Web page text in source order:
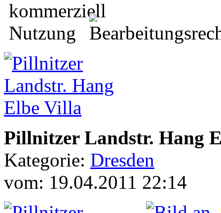
Pillnitzer Landstr. Hang
Kategorie: Dresden
vom: 19.04.2011 22:14